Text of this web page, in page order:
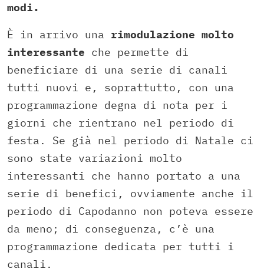
modi.
È in arrivo una rimodulazione molto
interessante che permette di
beneficiare di una serie di canali
tutti nuovi e, soprattutto, con una
programmazione degna di nota per i
giorni che rientrano nel periodo di
festa. Se già nel periodo di Natale ci
sono state variazioni molto
interessanti che hanno portato a una
serie di benefici, ovviamente anche il
periodo di Capodanno non poteva essere
da meno; di conseguenza, c’è una
programmazione dedicata per tutti i
canali.